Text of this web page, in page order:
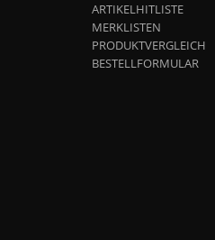
ARTIKELHITLISTE
MERKLISTEN
PRODUKTVERGLEICH
BESTELLFORMULAR